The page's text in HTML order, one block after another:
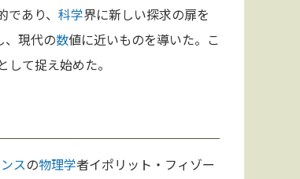
あり、 科学界に新しい探求の扉を
、現代の数値に近いものを導いた。こ
て捉え始めた。
スの物理学者イポリット・フィゾー